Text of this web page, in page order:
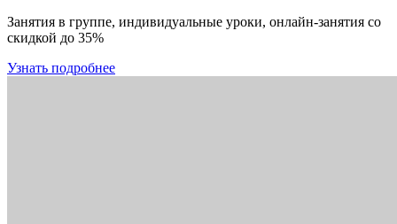
Занятия в группе, индивидуальные уроки, онлайн-занятия со
скидкой до 35%
Узнать подробнее